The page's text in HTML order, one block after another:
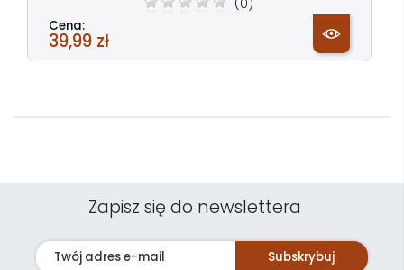
Cena:
39,99 zł
Zapisz się do newslettera
Subskrybuj